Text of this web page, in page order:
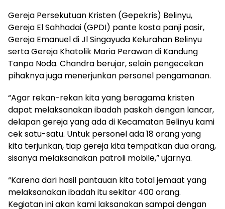
Gereja Persekutuan Kristen (Gepekris) Belinyu,
Gereja El Sahhadai (GPDI) pante kosta panji pasir,
Gereja Emanuel di Jl Singayuda Kelurahan Belinyu
serta Gereja Khatolik Maria Perawan di Kandung
Tanpa Noda. Chandra berujar, selain pengecekan
pihaknya juga menerjunkan personel pengamanan.
“Agar rekan-rekan kita yang beragama kristen
dapat melaksanakan ibadah paskah dengan lancar,
delapan gereja yang ada di Kecamatan Belinyu kami
cek satu-satu. Untuk personel ada 18 orang yang
kita terjunkan, tiap gereja kita tempatkan dua orang,
sisanya melaksanakan patroli mobile,” ujarnya.
“Karena dari hasil pantauan kita total jemaat yang
melaksanakan ibadah itu sekitar 400 orang.
Kegiatan ini akan kami laksanakan sampai dengan